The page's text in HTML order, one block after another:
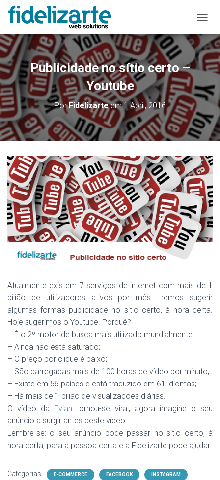
L
T
E
R
N
R
A
A
V
A
Ç
Ã
O
Publicidade no sítio certo –
Youtube
PorFidelizarteem1 Abril, 2016
Atualmente existem 7 serviços de internet com mais de 1
bilião de utilizadores ativos por mês. Iremos sugerir
algumas formas publicidade no sítio certo, à hora certa.
Hoje sugerimos o Youtube. Porquê?
– É o 2º motor de busca mais utilizado mundialmente;
– Ainda não está saturado;
– O preço por clique é baixo;
– São carregadas mais de 100 horas de vídeo por minuto;
– Existe em 56 países e está traduzido em 61 idiomas;
– Há mais de 1 bilião de visualizações diárias.
O vídeo da Evian tornou-se viral, agora imagine o seu
anúncio a surgir antes deste vídeo…
Lembre-se: o seu anúncio pode passar no sítio certo, à
hora certa, para a pessoa certa e a Fidelizarte pode ajudar.
Categorias: E-COMMERCE FACEBOOK INSTAGRAM